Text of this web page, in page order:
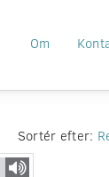
Om
Sortér efter: